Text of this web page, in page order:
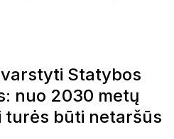
Statybos
nuo 2030 metų
turės būti netaršūs